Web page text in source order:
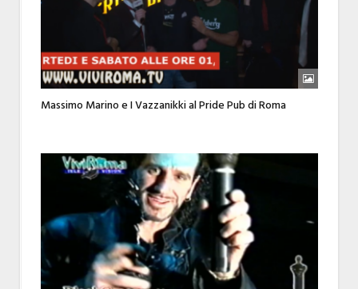
Massimo Marino e I Vazzanikki al Pride Pub di Roma